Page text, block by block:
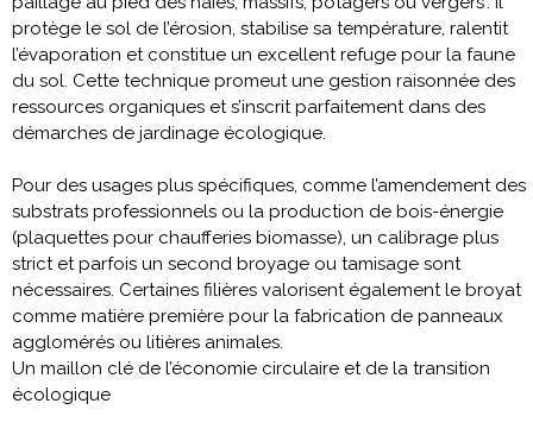
protège le sol de l’érosion, stabilise sa température, ralentit
l’évaporation et constitue un excellent refuge pour la faune
du sol. Cette technique promeut une gestion raisonnée des
ressources organiques et s’inscrit parfaitement dans des
démarches de jardinage écologique.
Pour des usages plus spécifiques, comme l’amendement des
substrats professionnels ou la production de bois-énergie
(plaquettes pour chaufferies biomasse), un calibrage plus
strict et parfois un second broyage ou tamisage sont
nécessaires. Certaines filières valorisent également le broyat
comme matière première pour la fabrication de panneaux
agglomérés ou litières animales.
Un maillon clé de l’économie circulaire et de la transition
écologique